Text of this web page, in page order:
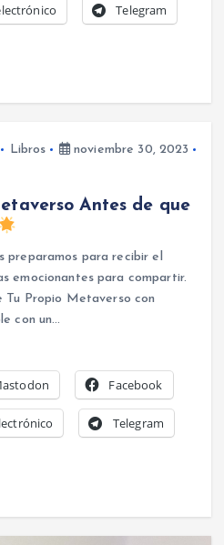
Telegram
Libros
noviembre 30, 2023
Antes de que
preparamos para recibir el
emocionantes para compartir.
Tu Propio Metaverso con
con un…
Facebook
Telegram